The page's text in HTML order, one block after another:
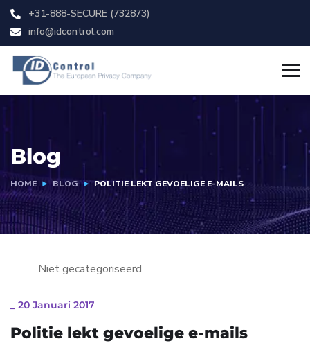
+31-888-SECURE (732873)
info@idcontrol.com
Blog
HOME BLOG POLITIE LEKT GEVOELIGE E-MAILS
Niet gecategoriseerd
20 Januari 2017
Politie lekt gevoelige e-mails